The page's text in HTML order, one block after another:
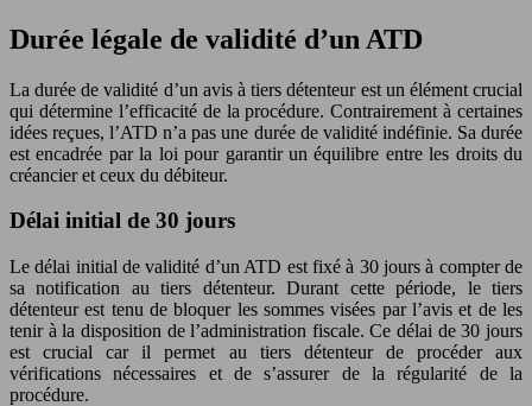
Durée légale de validité d’un ATD
La durée de validité d’un avis à tiers détenteur est un élément crucial
qui détermine l’efficacité de la procédure. Contrairement à certaines
idées reçues, l’ATD n’a pas une durée de validité indéfinie. Sa durée
est encadrée par la loi pour garantir un équilibre entre les droits du
créancier et ceux du débiteur.
Délai initial de 30 jours
Le délai initial de validité d’un ATD est fixé à 30 jours à compter de
sa notification au tiers détenteur. Durant cette période, le tiers
détenteur est tenu de bloquer les sommes visées par l’avis et de les
tenir à la disposition de l’administration fiscale. Ce délai de 30 jours
est crucial car il permet au tiers détenteur de procéder aux
vérifications nécessaires et de s’assurer de la régularité de la
procédure.